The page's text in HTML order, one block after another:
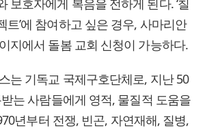
보호자에게 복음을 전하게 된다. ‘칠
트’에 참여하고 싶은 경우, 사마리안
지에서 돌봄 교회 신청이 가능하다.
는 기독교 국제구호단체로, 지난 50
는 사람들에게 영적, 물질적 도움을
년부터 전쟁, 빈곤, 자연재해, 질병,